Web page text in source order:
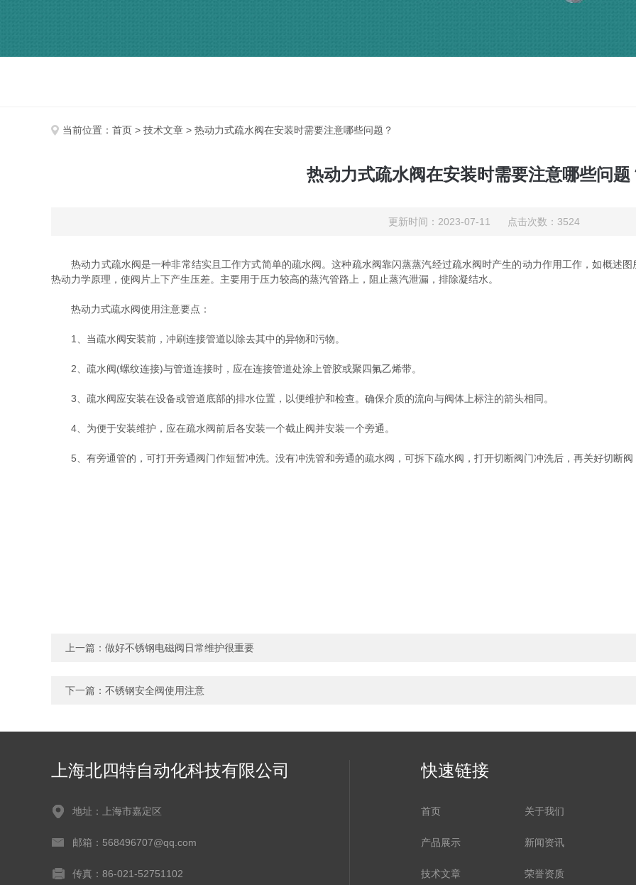
当前位置： 首页 > 技术文章 > 热动力式疏水阀在安装时需要注意哪些问题？
热动力式疏水阀在安装时需要注意哪些问题
更新时间：2023-07-11 点击次数：3524
热动力式疏水阀是一种非常结实且工作方式简单的疏水阀。这种疏水阀靠闪蒸蒸汽经过疏水阀时产生的动力作用工作，如概述
热动力学原理，使阀片上下产生压差。主要用于压力较高的蒸汽管路上，阻止蒸汽泄漏，排除凝结水。
热动力式疏水阀使用注意要点：
1、当疏水阀安装前，冲刷连接管道以除去其中的异物和污物。
2、疏水阀(螺纹连接)与管道连接时，应在连接管道处涂上管胶或聚四氟乙烯带。
3、疏水阀应安装在设备或管道底部的排水位置，以便维护和检查。确保介质的流向与阀体上标注的箭头相同。
4、为便于安装维护，应在疏水阀前后各安装一个截止阀并安装一个旁通。
5、有旁通管的，可打开旁通阀门作短暂冲洗。没有冲洗管和旁通的疏水阀，可拆下疏水阀，打开切断阀门冲洗后，再关好切断
上一篇： 做好不锈钢电磁阀日常维护很重要
下一篇： 不锈钢安全阀使用注意
上海北四特自动化科技有限公司
地址：上海市嘉定区
邮箱：568496707@qq.com
传真：86-021-52751102
快速链接
首页 关于我们
产品展示 新闻资讯
技术文章 荣誉资质